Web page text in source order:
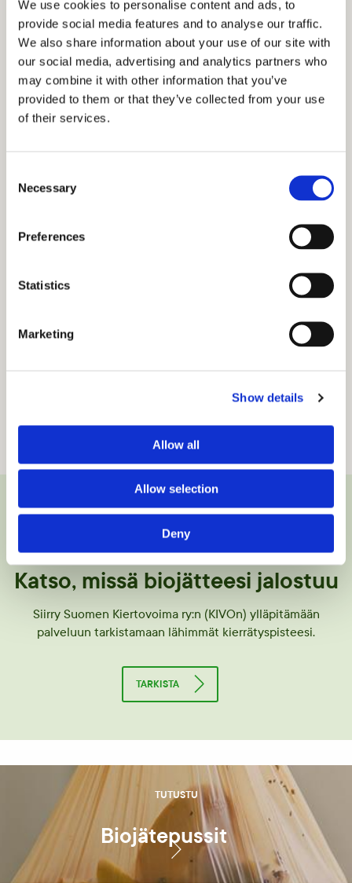
We use cookies to personalise content and ads, to
provide social media features and to analyse our traffic.
We also share information about your use of our site with
our social media, advertising and analytics partners who
may combine it with other information that you’ve
provided to them or that they’ve collected from your use
of their services.
Selection
Necessary
Preferences
Statistics
Marketing
Show details
Allow all
Allow selection
Deny
Kahvinpurut jäähtymään
Jos tyhjennät kahvinpurut Bioskaan kun ne ovat vielä
kuumia, Bioska sulaa ja siihen tulee reikä. Pidät pussi
ehjänä jäähdyttämällä kahvinpurut ja teepussit ennen
kannattaa leikata vähän pussin leveyttä lyhemmiksi ja
Katso, missä biojätteesi jalostuu
Siirry Suomen Kiertovoima ry:n (KIVOn) ylläpitämään
palveluun tarkistamaan lähimmät kierrätyspisteesi.
TARKISTA
TUTUSTU
Biojätepussit